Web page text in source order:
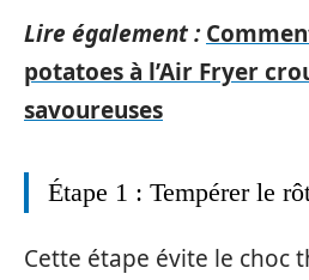
Lire également :
potatoes à l’Air Fryer
savoureuses
Étape 1 : Tempérer le
Cette étape évite le choc